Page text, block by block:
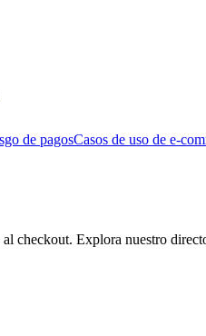
de pagosCasos de uso de e-
checkout. Explora nuestro